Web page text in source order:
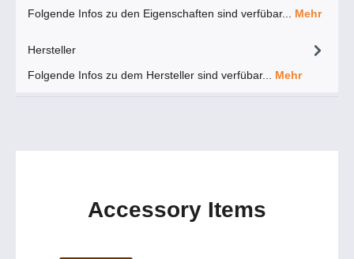
Folgende Infos zu den Eigenschaften sind verfübar... Mehr
Hersteller
Folgende Infos zu dem Hersteller sind verfübar... Mehr
Accessory Items